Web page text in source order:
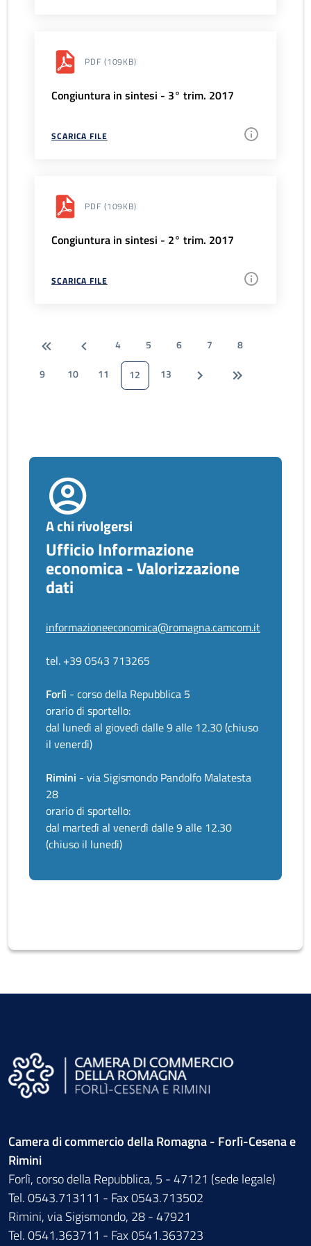
PDF (109KB)
Congiuntura in sintesi - 3° trim. 2017
SCARICA FILE
PDF (109KB)
Congiuntura in sintesi - 2° trim. 2017
SCARICA FILE
4 5 6 7
8
9
10 11 12 13
A chi rivolgersi
Ufficio Informazione
economica - Valorizzazione
dati
informazioneeconomica@romagna.camcom.it
tel. +39 0543 713265
Forlì - corso della Repubblica 5
orario di sportello:
dal lunedì al giovedì dalle 9 alle 12.30 (chiuso
il venerdì)
Rimini - via Sigismondo Pandolfo Malatesta
28
orario di sportello:
dal martedì al venerdì dalle 9 alle 12.30
(chiuso il lunedì)
Camera di commercio della Romagna - Forlì-Cesena e
Rimini
Forlì, corso della Repubblica, 5 - 47121 (sede legale)
Tel. 0543.713111 - Fax 0543.713502
Rimini, via Sigismondo, 28 - 47921
Tel. 0541.363711 - Fax 0541.363723